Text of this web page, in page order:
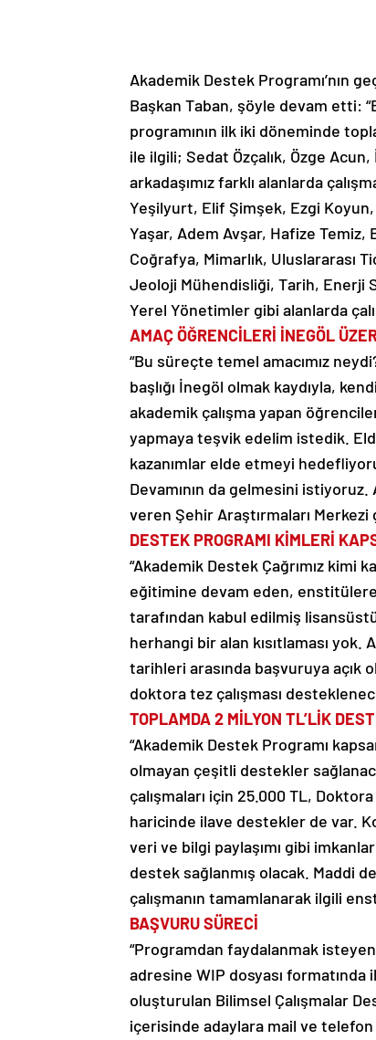
Akademik Destek Programı’nın
Başkan Taban, şöyle devam etti:
programının ilk iki döneminde
ile ilgili; Sedat Özçalık, Özge
arkadaşımız farklı alanlarda
Yeşilyurt, Elif Şimşek, Ezgi Koyun,
Yaşar, Adem Avşar, Hafize Temiz,
Coğrafya, Mimarlık, Uluslararası
Jeoloji Mühendisliği, Tarih, Enerji
Yerel Yönetimler gibi alanlarda
AMAÇ ÖĞRENCİLERİ İNEGÖL
“Bu süreçte temel amacımız
başlığı İnegöl olmak kaydıyla,
akademik çalışma yapan
yapmaya teşvik edelim istedik.
kazanımlar elde etmeyi
Devamının da gelmesini
veren Şehir Araştırmaları Merkezi
DESTEK PROGRAMI KİMLERİ
“Akademik Destek Çağrımız kimi
eğitimine devam eden,
tarafından kabul edilmiş
herhangi bir alan kısıtlaması yok.
tarihleri arasında başvuruya açık
doktora tez çalışması
TOPLAMDA 2 MİLYON TL’LİK
“Akademik Destek Programı
olmayan çeşitli destekler
çalışmaları için 25.000 TL,
haricinde ilave destekler de var.
veri ve bilgi paylaşımı gibi
destek sağlanmış olacak. Maddi
çalışmanın tamamlanarak ilgili
BAŞVURU SÜRECİ
“Programdan faydalanmak
adresine WIP dosyası
oluşturulan Bilimsel Çalışmalar
içerisinde adaylara mail ve